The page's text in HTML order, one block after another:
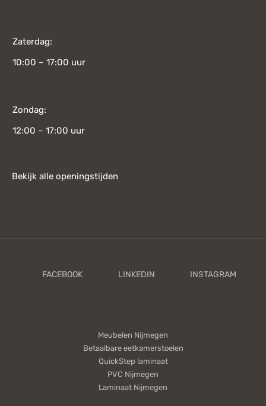
Zaterdag:
10:00 – 17:00 uur
Zondag:
12:00 – 17:00 uur
Bekijk alle openingstijden
Meubelen Nijmegen
Betaalbare eetkamerstoelen
QuickStep laminaat
PVC Nijmegen
Laminaat Nijmegen